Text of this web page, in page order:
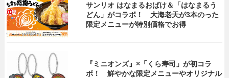
サンリオ はなまるおばけ＆「はなまるう
どん」がコラボ！ 大海老天が3本のった
限定メニューが特別価格でお得
『ミニオンズ』×「くら寿司」が初コラ
ボ！ 鮮やかな限定メニューやオリジナル